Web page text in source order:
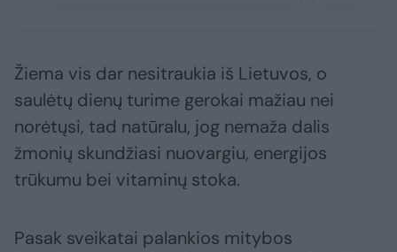
Žiema vis dar nesitraukia iš Lietuvos, o
saulėtų dienų turime gerokai mažiau nei
norėtųsi, tad natūralu, jog nemaža dalis
žmonių skundžiasi nuovargiu, energijos
trūkumu bei vitaminų stoka.
Pasak sveikatai palankios mitybos